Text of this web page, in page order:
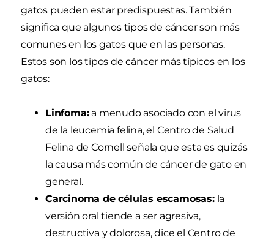
gatos pueden estar predispuestas. También
significa que algunos tipos de cáncer son más
comunes en los gatos que en las personas.
Estos son los tipos de cáncer más típicos en los
gatos:
Linfoma:a menudo asociado con el virus
de la leucemia felina, el Centro de Salud
Felina de Cornell señala que esta es quizás
la causa más común de cáncer de gato en
general.
Carcinoma de células escamosas:la
versión oral tiende a ser agresiva,
destructiva y dolorosa, dice el Centro de